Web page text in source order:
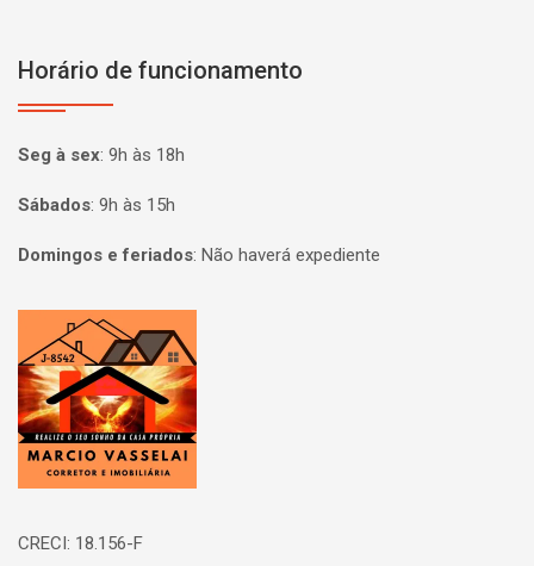
Horário de funcionamento
Seg à sex: 9h às 18h
Sábados: 9h às 15h
Domingos e feriados: Não haverá expediente
Página inicial
CRECI: 18.156-F